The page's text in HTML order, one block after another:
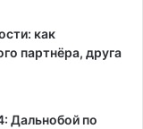
как
партнёра, друга
Дальнобой по